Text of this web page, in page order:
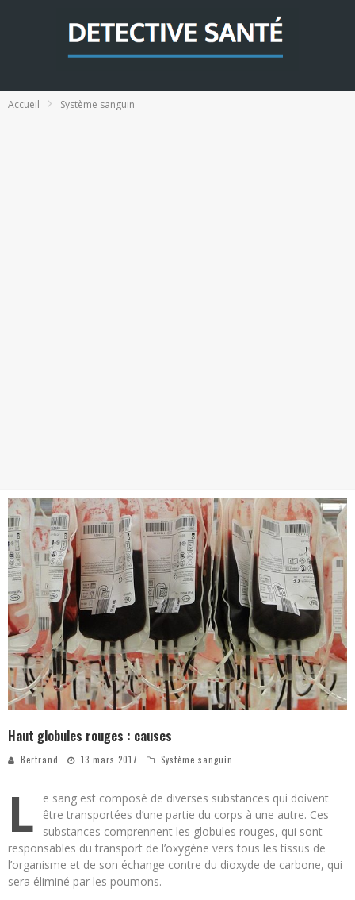
Accueil Système sanguin
Haut globules rouges : causes
Bertrand 13 mars 2017 Système sanguin
L
e sang est composé de diverses substances qui doivent
être transportées d’une partie du corps à une autre. Ces
substances comprennent les globules rouges, qui sont
responsables du transport de l’oxygène vers tous les tissus de
l’organisme et de son échange contre du dioxyde de carbone, qui
sera éliminé par les poumons.